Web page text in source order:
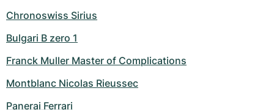
Chronoswiss Sirius
Bulgari B zero 1
Franck Muller Master of Complications
Montblanc Nicolas Rieussec
Panerai Ferrari